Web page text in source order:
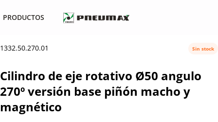
PRODUCTOS
1332.50.270.01
Cilindro de eje rotativo Ø50 angulo
270º versión base piñón macho y
magnético
Sin stock